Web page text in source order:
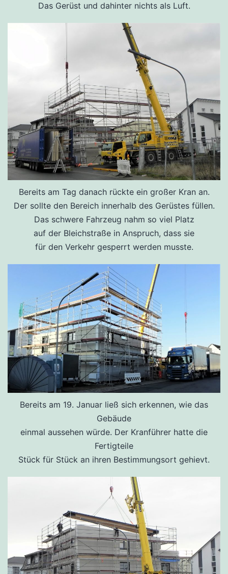
Das Gerüst und dahinter nichts als Luft.
Bereits am Tag danach rückte ein großer Kran an.
Der sollte den Bereich innerhalb des Gerüstes füllen.
Das schwere Fahrzeug nahm so viel Platz
auf der Bleichstraße in Anspruch, dass sie
für den Verkehr gesperrt werden musste.
Bereits am 19. Januar ließ sich erkennen, wie das
Gebäude
einmal aussehen würde. Der Kranführer hatte die
Fertigteile
Stück für Stück an ihren Bestimmungsort gehievt.